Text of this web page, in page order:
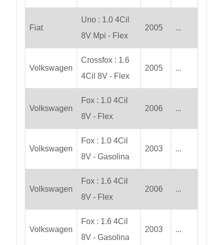
Fiat
Uno : 1.0 4Cil
8V Mpi - Flex
2005 ...
Volkswagen
Crossfox : 1.6
4Cil 8V - Flex
2005 ...
Volkswagen
Fox : 1.0 4Cil
8V - Flex
2006 ...
Volkswagen
Fox : 1.0 4Cil
8V - Gasolina
2003 ...
Volkswagen
Fox : 1.6 4Cil
8V - Flex
2006 ...
Volkswagen
Fox : 1.6 4Cil
8V - Gasolina
2003 ...